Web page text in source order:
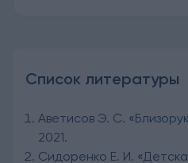
Список литературы
Аветисов Э. С.
2021.
Сидоренко Е. И.